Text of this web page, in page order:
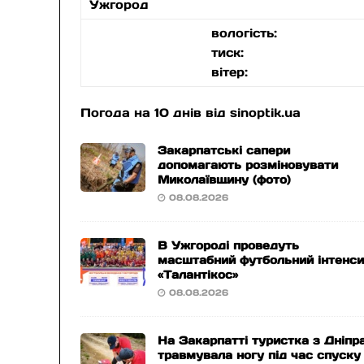
Ужгород
вологість:
тиск:
вітер:
Погода на 10 днів відsinoptik.ua
Закарпатські сапери
допомагають розміновувати
Миколаївщину (фото)
08.08.2026
В Ужгороді проведуть
масштабний футбольний
«Талантікос»
08.08.2026
На Закарпатті туристка з
травмувала ногу під час спуску